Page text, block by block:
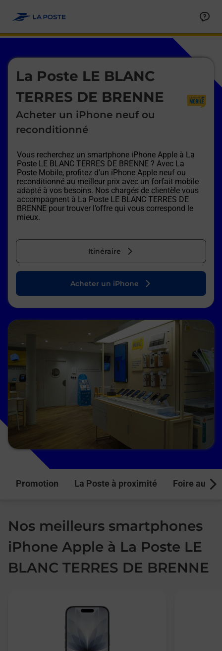
La Poste LE BLANC
TERRES DE BRENNE
Acheter un iPhone neuf ou
reconditionné
Vous recherchez un smartphone iPhone Apple à La
Poste LE BLANC TERRES DE BRENNE ? Avec La
Poste Mobile, profitez d’un iPhone Apple neuf ou
reconditionné au meilleur prix avec un forfait mobile
adapté à vos besoins. Nos chargés de clientèle vous
accompagnent à La Poste LE BLANC TERRES DE
BRENNE pour trouver l’offre qui vous correspond le
mieux.
Itinéraire
Le lien s'ouvre dans un nouvel onglet
Acheter un iPhone
Promotion La Poste à proximité Foire aux
Nos meilleurs smartphones
iPhone Apple à La Poste LE
BLANC TERRES DE BRENNE